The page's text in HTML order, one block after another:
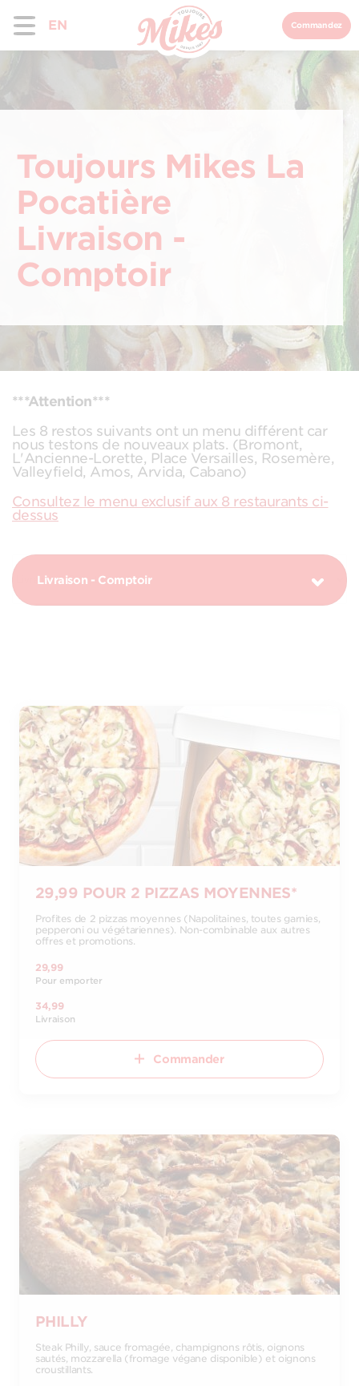
EN Commandez
Toujours Mikes La
Pocatière
Livraison -
Comptoir
***Attention***
Les 8 restos suivants ont un menu différent car
nous testons de nouveaux plats. (Bromont,
L'Ancienne-Lorette, Place Versailles, Rosemère,
Valleyfield, Amos, Arvida, Cabano)
Consultez le menu exclusif aux 8 restaurants ci-
dessus
Livraison - Comptoir
29,99 POUR 2 PIZZAS MOYENNES*
Profites de 2 pizzas moyennes (Napolitaines, toutes garnies,
pepperoni ou végétariennes). Non-combinable aux autres
offres et promotions.
29,99
Pour emporter
34,99
Livraison
Commander
PHILLY
Steak Philly, sauce fromagée, champignons rôtis, oignons
sautés, mozzarella (fromage végane disponible) et oignons
croustillants.